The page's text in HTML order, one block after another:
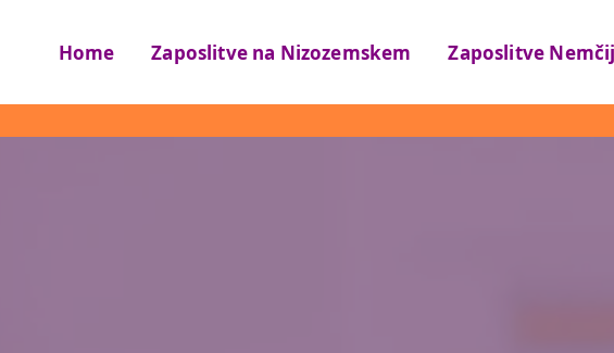
Home Zaposlitve na Nizozemskem Zaposlitve